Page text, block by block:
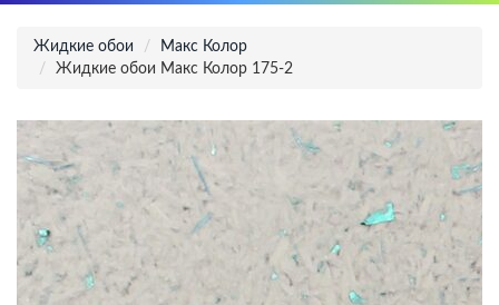
Жидкие обои
Макс Колор
Жидкие обои Макс Колор 175-2